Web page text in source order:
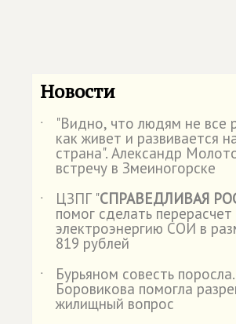
Новости
˙ "Видно, что людям не все
как живет и развивается
страна". Александр
встречу в Змеиногорске
˙
ЦЗПГ "СПРАВЕДЛИВАЯ
помог сделать
электроэнергию СОИ в
819 рублей
˙
Бурьяном совесть
Боровикова помогла
жилищный вопрос